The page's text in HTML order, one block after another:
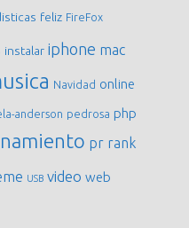
feliz FireFox
instalar iphone mac
Navidad online
anderson pedrosa php
pr rank
USB video web